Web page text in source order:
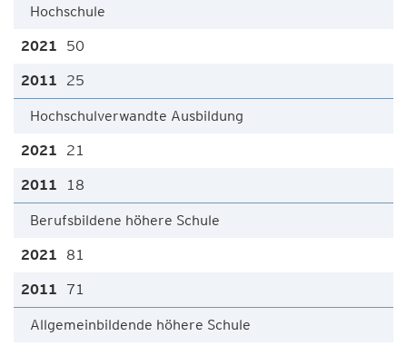
Hochschule
50
25
Hochschulverwandte Ausbildung
21
18
Berufsbildene höhere Schule
81
71
Allgemeinbildende höhere Schule